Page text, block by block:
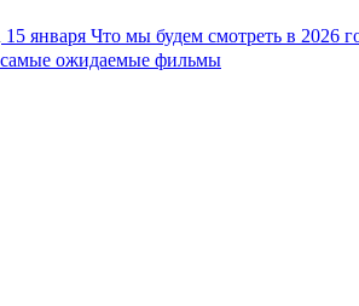
15 января Что мы будем смотреть в 2026
самые ожидаемые фильмы